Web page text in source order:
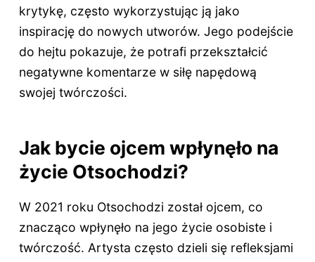
krytykę, często wykorzystując ją jako
inspirację do nowych utworów. Jego podejście
do hejtu pokazuje, że potrafi przekształcić
negatywne komentarze w siłę napędową
swojej twórczości.
Jak bycie ojcem wpłynęło na
życie Otsochodzi?
W 2021 roku Otsochodzi został ojcem, co
znacząco wpłynęło na jego życie osobiste i
twórczość. Artysta często dzieli się refleksjami